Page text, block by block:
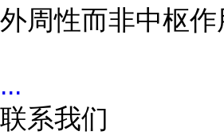
外周性而非中枢作
...
联系我们